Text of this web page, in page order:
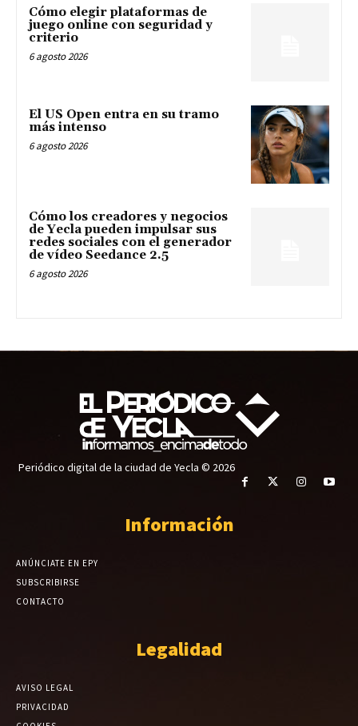
Cómo elegir plataformas de
juego online con seguridad y
criterio
6 agosto 2026
El US Open entra en su tramo
más intenso
6 agosto 2026
Cómo los creadores y negocios
de Yecla pueden impulsar sus
redes sociales con el generador
de vídeo Seedance 2.5
6 agosto 2026
Periódico digital de la ciudad de Yecla © 2026
Información
ANÚNCIATE EN EPY
SUBSCRIBIRSE
CONTACTO
Legalidad
AVISO LEGAL
PRIVACIDAD